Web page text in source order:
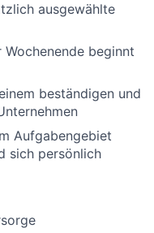
ausgewählte
beginnt
beständigen und
Aufgabengebiet
sich persönlich